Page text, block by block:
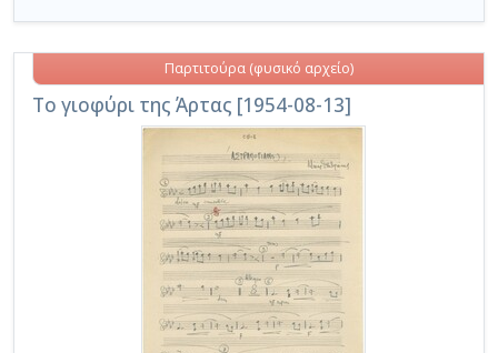
Το γιοφύρι της Άρτας [1954-08-13]
Παρτιτούρα (φυσικό αρχείο)